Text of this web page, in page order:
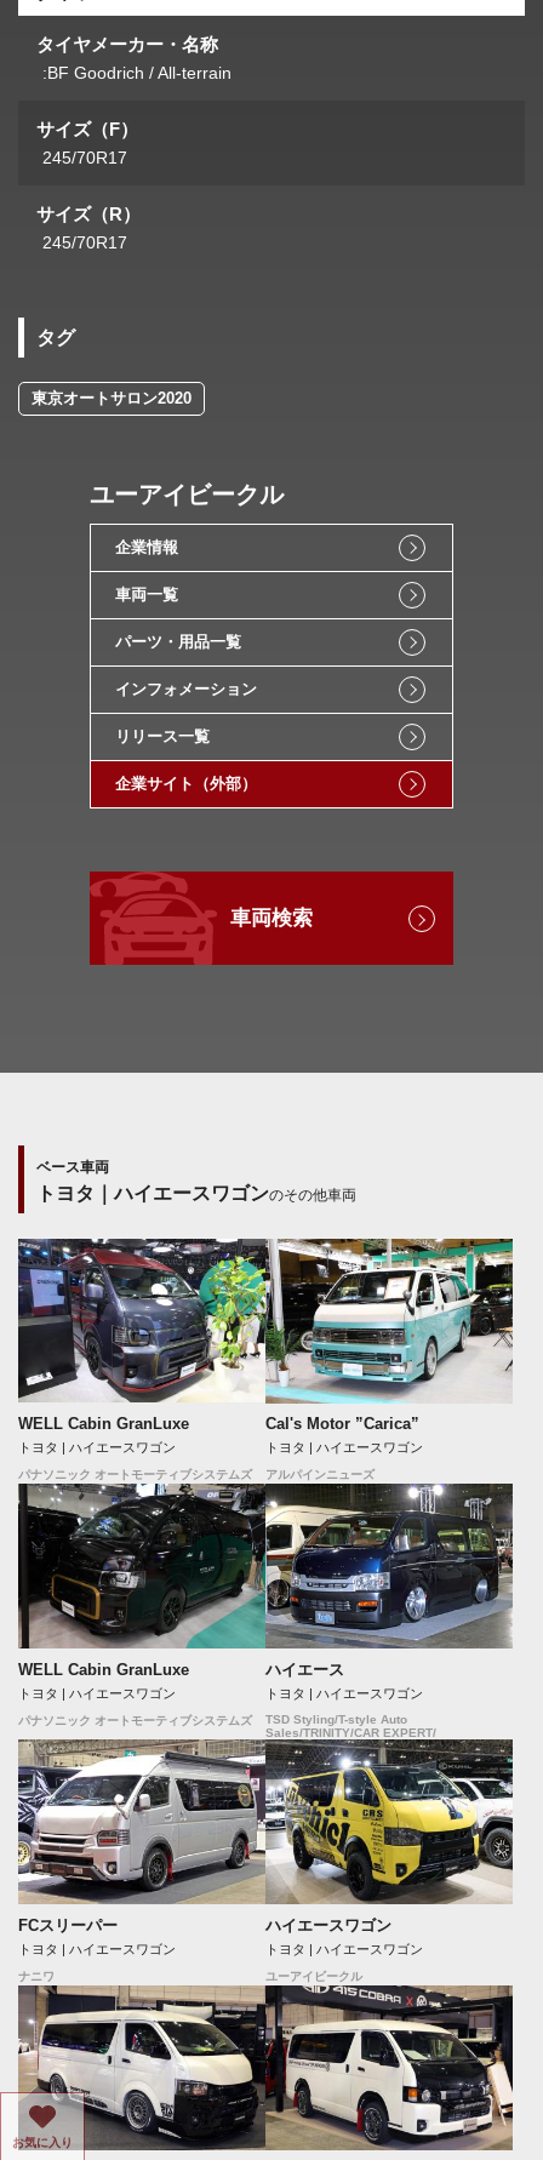
タイヤメーカー・名称
:BF Goodrich / All-terrain
サイズ（F）
245/70R17
サイズ（R）
245/70R17
タグ
東京オートサロン2020
ユーアイビークル
企業情報
車両一覧
パーツ・用品一覧
インフォメーション
リリース一覧
企業サイト（外部）
車両検索
ベース車両
トヨタ｜ハイエースワゴンのその他車両
WELL Cabin GranLuxe
トヨタ | ハイエースワゴン
パナソニック オートモーティブシステムズ
Cal's Motor ”Carica”
トヨタ | ハイエースワゴン
アルパインニューズ
WELL Cabin GranLuxe
トヨタ | ハイエースワゴン
パナソニック オートモーティブシステムズ
ハイエース
トヨタ | ハイエースワゴン
TSD Styling/T-style Auto
Sales/TRINITY/CAR EXPERT/
FCスリーパー
トヨタ | ハイエースワゴン
ナニワ
ハイエースワゴン
トヨタ | ハイエースワゴン
ユーアイビークル
お気に入り